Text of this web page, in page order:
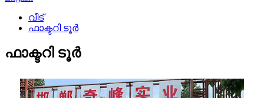
വീട്
ഫാക്ടറി ടൂർ
ഫാക്ടറി ടൂർ